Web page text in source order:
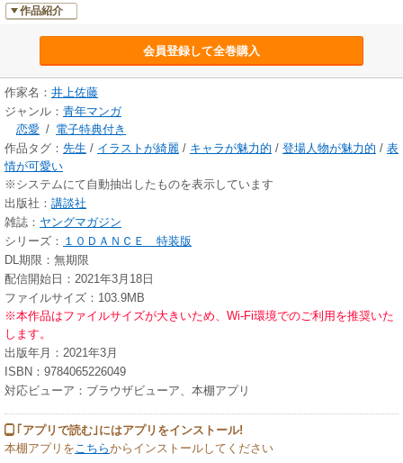
作品紹介
会員登録して全巻購入
作家名： 井上佐藤
ジャンル： 青年マンガ
恋愛 / 電子特典付き
作品タグ： 先生 / イラストが綺麗 / キャラが魅力的 / 登場人物が魅力的 / 表
情が可愛い
※システムにて自動抽出したものを表示しています
出版社： 講談社
雑誌： ヤングマガジン
シリーズ： １０ＤＡＮＣＥ 特装版
DL期限：無期限
配信開始日：2021年3月18日
ファイルサイズ：103.9MB
※本作品はファイルサイズが大きいため、Wi-Fi環境でのご利用を推奨いた
します。
出版年月：2021年3月
ISBN：9784065226049
対応ビューア：ブラウザビューア、本棚アプリ
｢アプリで読む｣にはアプリをインストール!
本棚アプリを こちらからインストールしてください